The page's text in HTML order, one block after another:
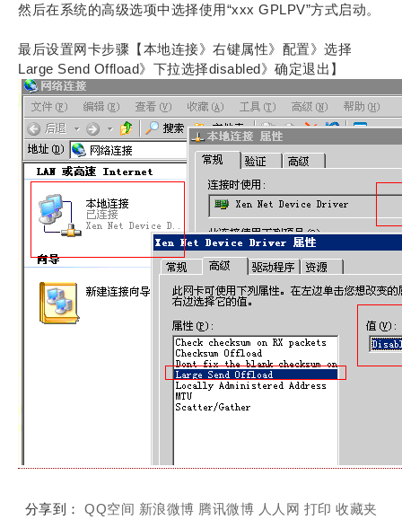
然后在系统的高级选项中选择使用“xxx GPLPV”方式启动。
最后设置网卡步骤【本地连接》右键属性》配置》选择
Large Send Offload》下拉选择disabled》确定退出】
分享到： QQ空间 新浪微博 腾讯微博 人人网 打印 收藏夹